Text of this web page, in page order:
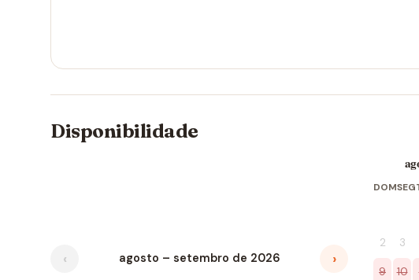
Disponibilidade
‹ agosto – setembro de 2026 ›
DOMSEG
2 3
9 10